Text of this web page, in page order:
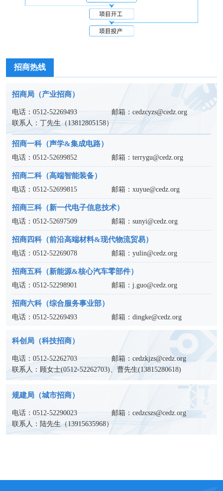
招商热线
招商局（产业招商）
电话： 0512-52269493 邮箱：cedzcyzs@cedz.org
联系人：丁先生（13812805158）
招商一科（声学&集成电路）
电话： 0512-52699852 邮箱： terrygu@cedz.org
招商二科（高端智能装备）
电话： 0512-52699815 邮箱： xuyue@cedz.org
招商三科（新一代电子信息技术）
电话： 0512-52697509 邮箱： sunyi@cedz.org
招商四科（前沿高端材料&现代物流贸易）
电话： 0512-52269078 邮箱： yulin@cedz.org
招商五科（新能源&核心汽车零部件）
电话： 0512-52298901 邮箱： j.guo@cedz.org
招商六科（综合服务事业部）
电话： 0512-52269493 邮箱： dingke@cedz.org
科创局（科技招商）
电话： 0512-52262703 邮箱：cedzkjzs@cedz.org
联系人：顾女士(0512-52262703)、曹先生(13815280618)
规建局（城市招商）
电话： 0512-52290023 邮箱：cedzcszs@cedz.org
联系人：陆先生（13915635968）